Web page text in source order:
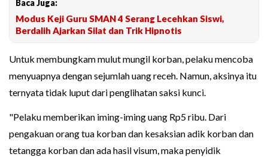
Baca Juga:
Modus Keji Guru SMAN 4 Serang Lecehkan Siswi,
Berdalih Ajarkan Silat dan Trik Hipnotis
Untuk membungkam mulut mungil korban, pelaku mencoba
menyuapnya dengan sejumlah uang receh. Namun, aksinya itu
ternyata tidak luput dari penglihatan saksi kunci.
"Pelaku memberikan iming-iming uang Rp5 ribu. Dari
pengakuan orang tua korban dan kesaksian adik korban dan
tetangga korban dan ada hasil visum, maka penyidik